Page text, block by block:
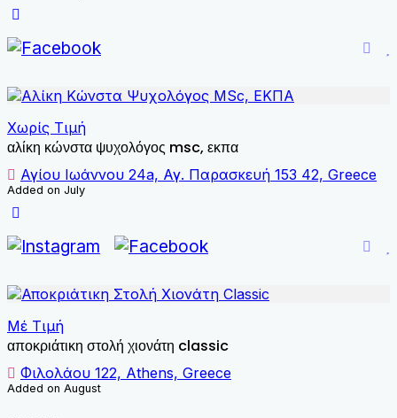
Χωρίς Τιμή
αλίκη κώνστα ψυχολόγος msc, εκπα
Αγίου Ιωάννου 24a, Αγ. Παρασκευή 153 42, Greece
Added on July
Μέ Τιμή
αποκριάτικη στολή χιονάτη classic
Φιλολάου 122, Athens, Greece
Added on August